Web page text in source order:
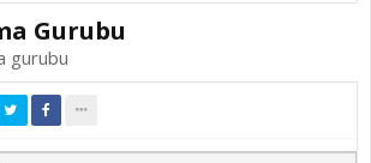
Gurubu
gurubu